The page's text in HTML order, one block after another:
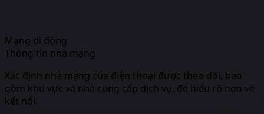
Mạng di động
Thông tin nhà mạng
Xác định nhà mạng của điện thoại được theo dõi, bao
gồm khu vực và nhà cung cấp dịch vụ, để hiểu rõ hơn về
kết nối.